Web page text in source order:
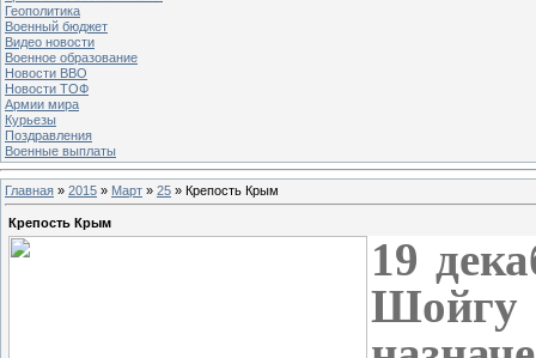
Геополитика
Военный бюджет
Видео новости
Военное образование
Новости ВВО
Новости ТОФ
Армии мира
Курьезы
Поздравления
Военные выплаты
Главная » 2015 » Март » 25 » Крепость Крым
Крепость Крым
19
Шойгу